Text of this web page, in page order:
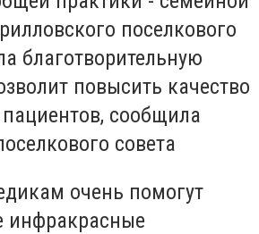
поселкового
благотворительную
повысить качество
сообщила
совета
очень помогут
инфракрасные